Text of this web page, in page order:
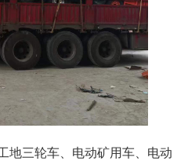
三轮车、电动矿用车、电动